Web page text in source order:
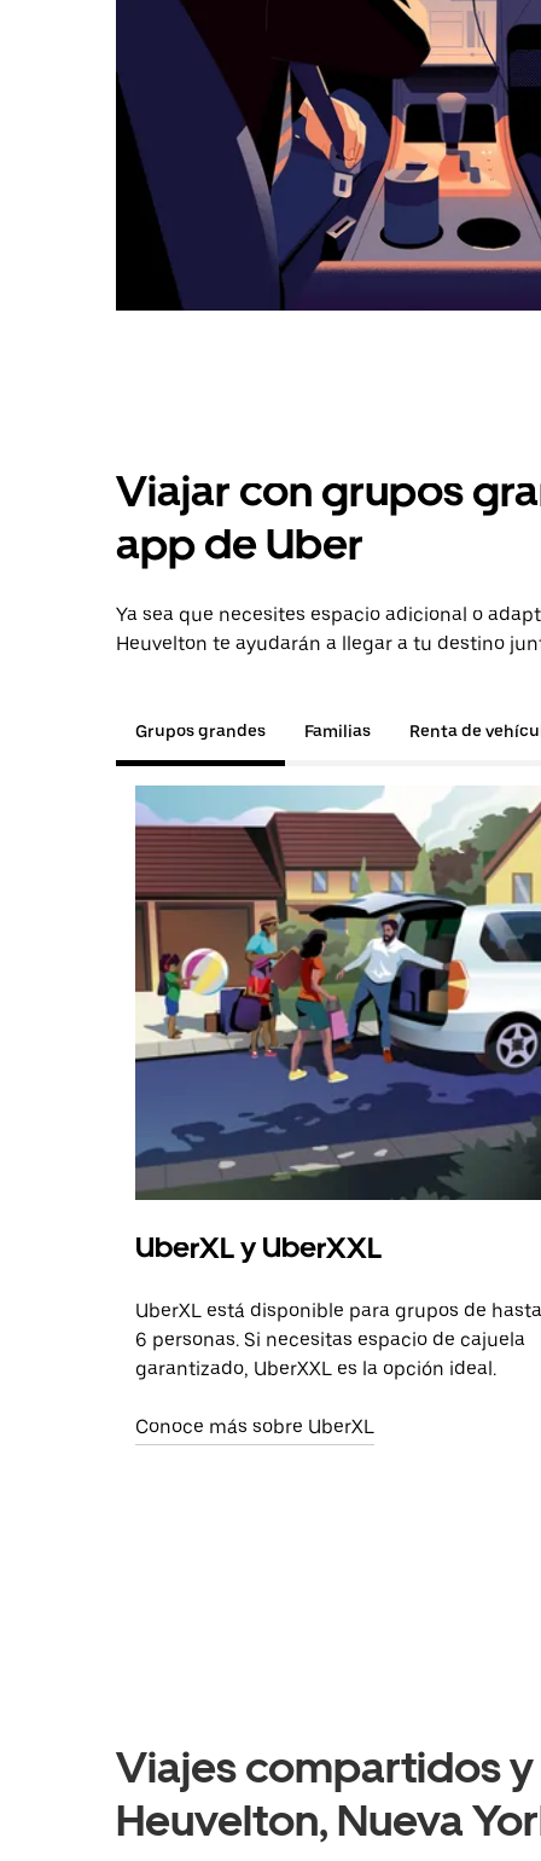
Viajar con grupos
app de Uber
Ya sea que necesites espacio adicional o
Heuvelton te ayudarán a llegar a tu destino
Grupos grandes Familias Renta de
UberXL y UberXXL
UberXL está disponible para grupos de hasta
6 personas. Si necesitas espacio de cajuela
garantizado, UberXXL es la opción ideal.
Conoce más sobre UberXL
Viajes compartidos
Heuvelton, Nueva